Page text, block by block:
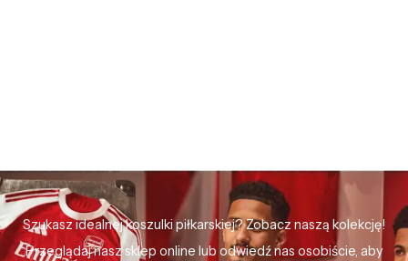
Szukasz idealnej koszulki piłkarskiej? Zobacz naszą kolekcję!
Przeglądaj nasz sklep online lub odwiedź nas osobiście, aby